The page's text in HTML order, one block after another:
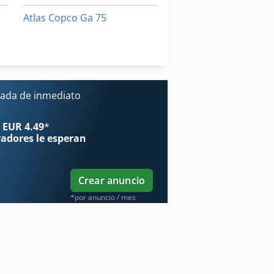
Atlas Copco Ga 75
de inmediato
4.49*
le esperan
Crear anuncio
*por anuncio / mes